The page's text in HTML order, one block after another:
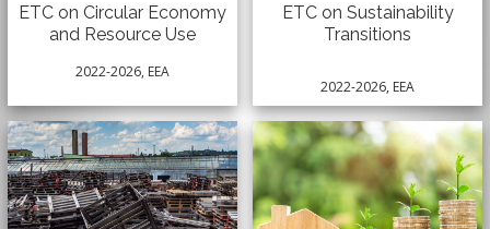
ETC on Circular Economy
and Resource Use
2022-2026, EEA
ETC on Sustainability
Transitions
2022-2026, EEA